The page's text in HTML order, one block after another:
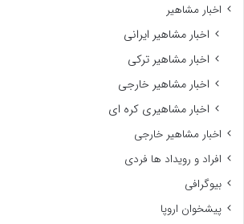
اخبار مشاهیر
اخبار مشاهیر ایرانی
اخبار مشاهیر ترکی
اخبار مشاهیر خارجی
اخبار مشاهیری کره ای
اخبار مشاهیر خارجی
افراد و رویداد ها فردی
بیوگرافی
پیشخوان اروپا